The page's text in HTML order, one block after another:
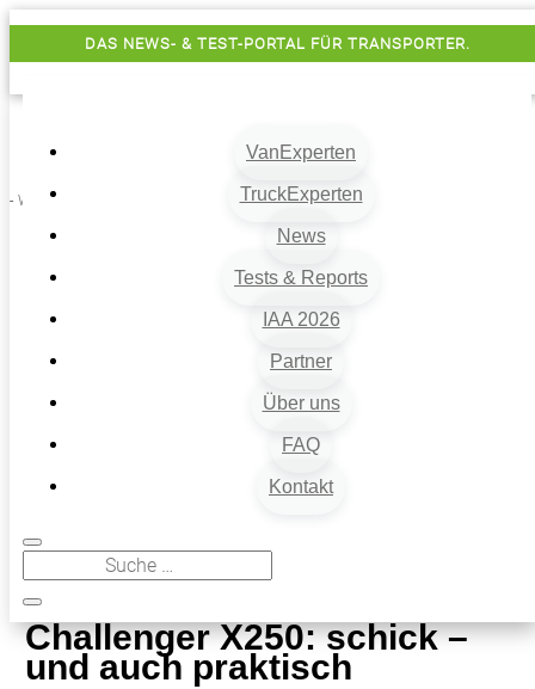
DAS NEWS- & TEST-PORTAL FÜR TRANSPORTER.
VanExperten
TruckExperten
News
Tests & Reports
IAA 2026
Partner
Über uns
FAQ
Kontakt
- Werbung -
9
Challenger X250: schick – und auch praktisch
Challenger X250: schick –
und auch praktisch